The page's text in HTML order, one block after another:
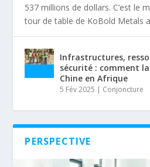
537 millions de dollars. C’est le
tour de table de KoBold Metals
Infrastructures,
sécurité : comment
Chine en Afrique
5 Fév 2025 Conjoncture
PERSPECTIVE